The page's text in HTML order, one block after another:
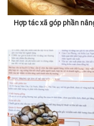
Hợp tác xã góp phần